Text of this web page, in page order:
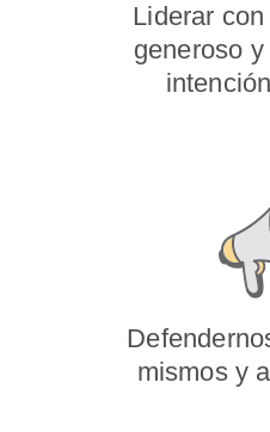
Liderar
generoso
mismos y